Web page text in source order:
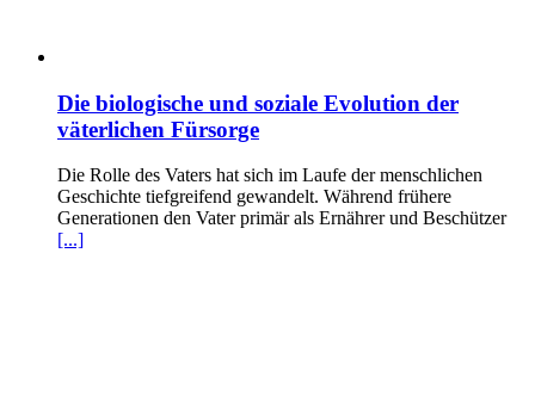
Die biologische und soziale Evolution der
väterlichen Fürsorge
Die Rolle des Vaters hat sich im Laufe der menschlichen
Geschichte tiefgreifend gewandelt. Während frühere
Generationen den Vater primär als Ernährer und Beschützer
[...]